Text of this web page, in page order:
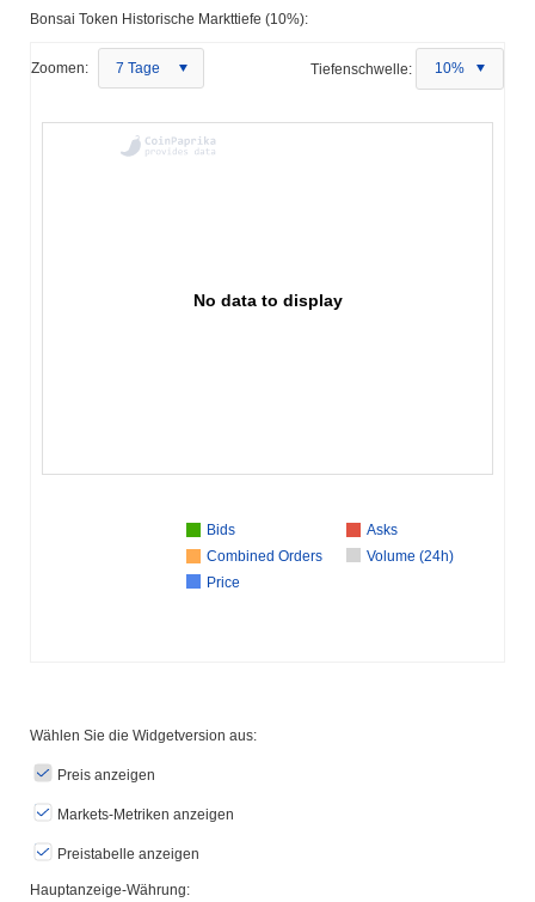
Bonsai Token Historische Markttiefe (10%):
Zoomen: 7 Tage Tiefenschwelle: 10%
No data to display
Bids
Asks
Combined Orders
Volume (24h)
Price
Wählen Sie die Widgetversion aus:
Preis anzeigen
Markets-Metriken anzeigen
Preistabelle anzeigen
Hauptanzeige-Währung: